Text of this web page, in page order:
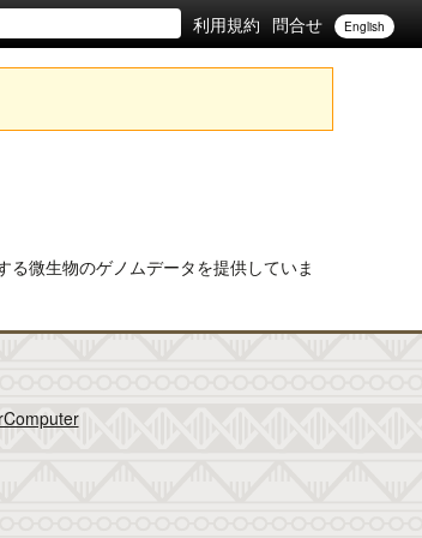
利用規約 問合せ English
微生物のゲノムデータを提供していま